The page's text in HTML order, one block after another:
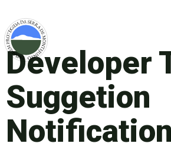
Developer
Suggetion
Notification